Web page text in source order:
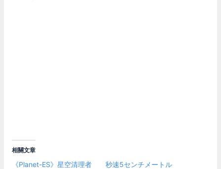
相關文章
《Planet-ES》星空清理者
秒速5センチメートル